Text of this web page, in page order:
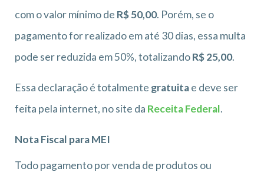
com o valor mínimo de R$ 50,00. Porém, se o
pagamento for realizado em até 30 dias, essa multa
pode ser reduzida em 50%, totalizandoR$ 25,00.
Essa declaração é totalmente gratuitae deve ser
feita pela internet, no site da Receita Federal.
Nota Fiscal para MEI
Todo pagamento por venda de produtos ou